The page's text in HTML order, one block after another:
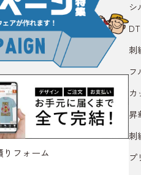
りフォーム
シ
刺
フ
カ
昇
刺
プ